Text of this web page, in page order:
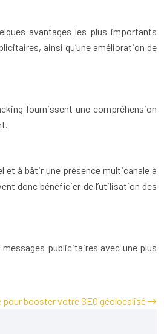
avantages les plus importants
ainsi qu’une amélioration de
fournissent une compréhension
et à bâtir une présence multicanale à
donc bénéficier de l’utilisation des
publicitaires avec une plus
booster votre SEO géolocalisé